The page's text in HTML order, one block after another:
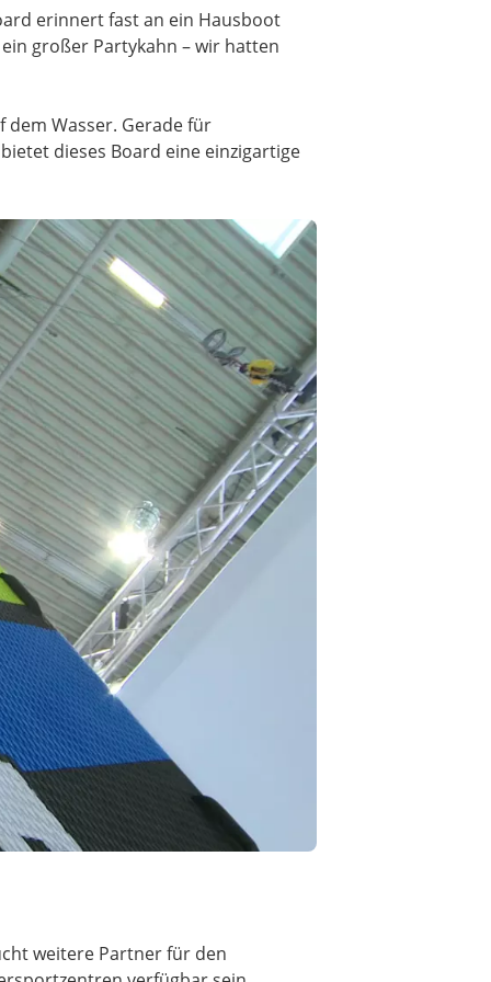
erinnert fast an ein Hausboot
großer Partykahn – wir hatten
Wasser. Gerade für
dieses Board eine einzigartige
weitere Partner für den